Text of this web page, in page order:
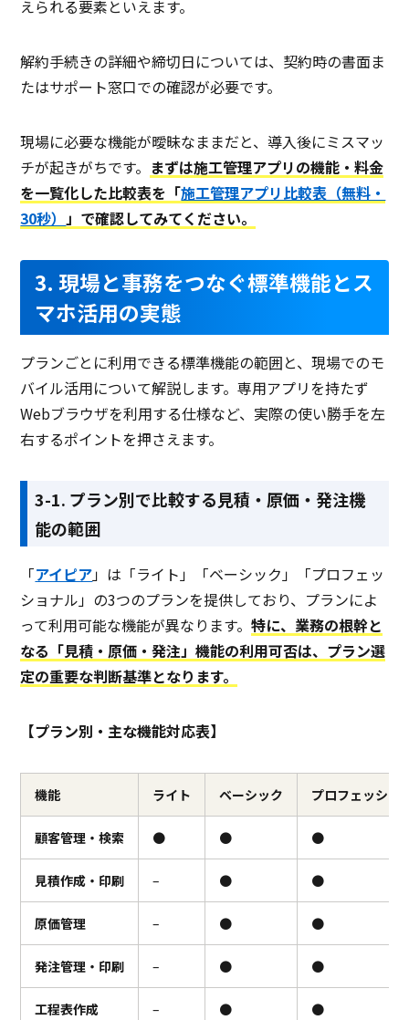
えられる要素といえます。
解約手続きの詳細や締切日については、契約時の書面ま
たはサポート窓口での確認が必要です。
現場に必要な機能が曖昧なままだと、導入後にミスマッ
チが起きがちです。 まずは施工管理アプリの機能・料金
を一覧化した比較表を「施工管理アプリ比較表（無料・
30秒）」で確認してみてください。
3. 現場と事務をつなぐ標準機能とス
マホ活用の実態
プランごとに利用できる標準機能の範囲と、現場でのモ
バイル活用について解説します。専用アプリを持たず
Webブラウザを利用する仕様など、実際の使い勝手を左
右するポイントを押さえます。
3-1. プラン別で比較する見積・原価・発注機
能の範囲
「アイピア」は「ライト」「ベーシック」「プロフェッ
ショナル」の3つのプランを提供しており、プランによ
って利用可能な機能が異なります。特に、業務の根幹と
なる「見積・原価・発注」機能の利用可否は、プラン選
定の重要な判断基準となります。
【プラン別・主な機能対応表】
機能 ライト ベーシック プロフェッショ
顧客管理・検索 ● ● ●
見積作成・印刷 – ● ●
原価管理 – ● ●
発注管理・印刷 – ● ●
工程表作成 – ● ●